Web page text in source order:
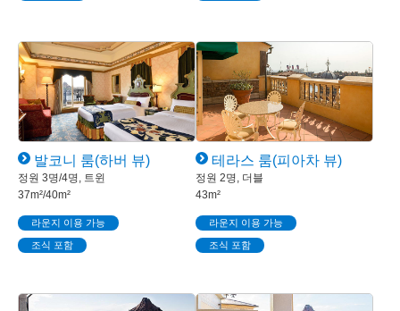
발코니 룸(하버 뷰)
정원 3명/4명, 트윈
37m²/40m²
라운지 이용 가능
조식 포함
테라스 룸(피아차 뷰)
정원 2명, 더블
43m²
라운지 이용 가능
조식 포함